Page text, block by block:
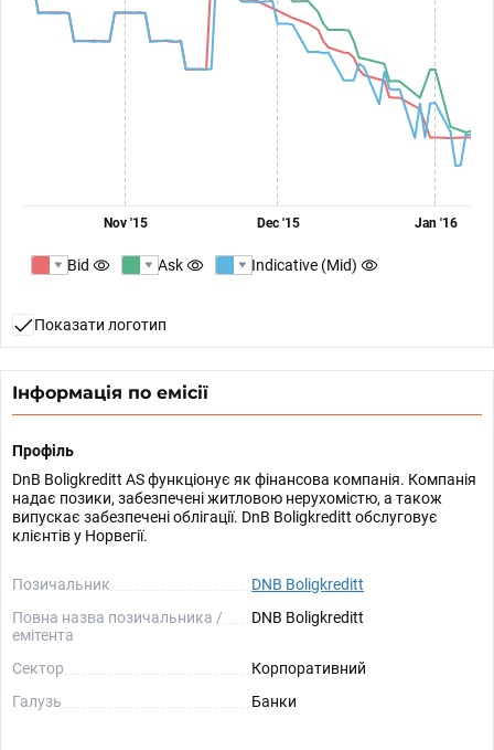
Nov '15 Dec '15 Jan '16
Bid Ask Indicative (Mid)
Показати логотип
Інформація по емісії
Профіль
DnB Boligkreditt AS функціонує як фінансова компанія. Компанія
надає позики, забезпечені житловою нерухомістю, а також
випускає забезпечені облігації. DnB Boligkreditt обслуговує
клієнтів у Норвегії.
Позичальник
DNB Boligkreditt
Повна назва позичальника /
емітента
DNB Boligkreditt
Сектор
Корпоративний
Галузь
Банки